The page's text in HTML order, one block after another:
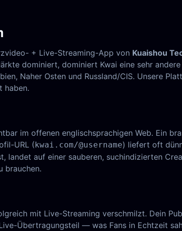
+ Live-Streaming-App von Kuaishou
dominiert, dominiert Kwai eine sehr
Naher Osten und Russland/CIS. Unsere
haben.
im offenen englischsprachigen Web. Ein
URL ( kwai.com/@username) liefert oft
landet auf einer sauberen, suchindizierten
brauchen.
mit Live-Streaming verschmilzt. Dein
Übertragungsteil — was Fans in Echtzeit